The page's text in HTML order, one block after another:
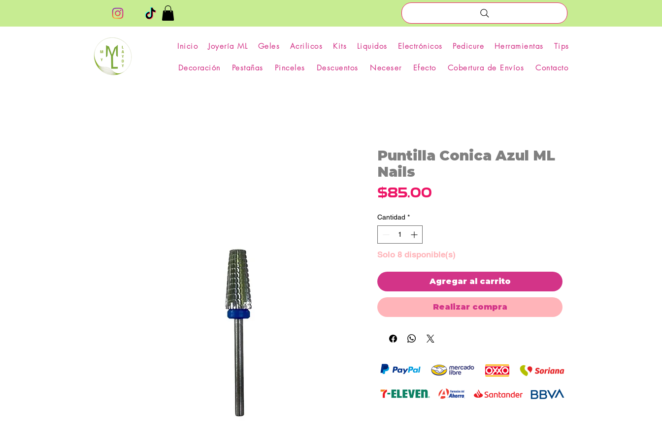
Inicio Joyería ML Geles Acrilicos Kits Liquidos Electrónicos Pedicure Herramientas Tips
Decoración Pestañas Pinceles Descuentos Neceser Efecto Cobertura de Envíos Contacto
Puntilla Conica Azul ML
Nails
$85.00
Cantidad *
Solo 8 disponible(s)
Agregar al carrito
Realizar compra